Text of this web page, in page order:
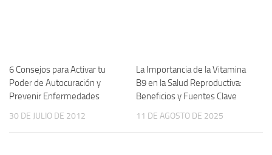
6 Consejos para Activar tu
Poder de Autocuración y
Prevenir Enfermedades
30 DE JULIO DE 2012
La Importancia de la Vitamina
B9 en la Salud Reproductiva:
Beneficios y Fuentes Clave
11 DE AGOSTO DE 2025